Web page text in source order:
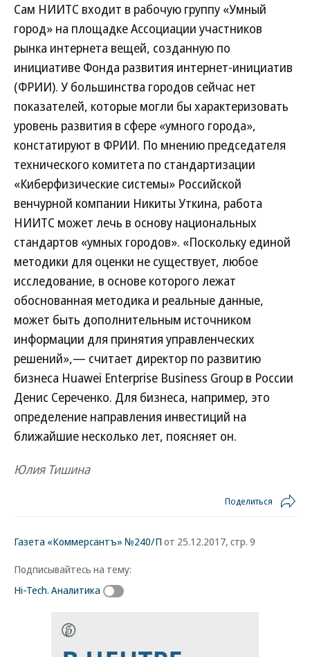
Сам НИИТС входит в рабочую группу «Умный
город» на площадке Ассоциации участников
рынка интернета вещей, созданную по
инициативе Фонда развития интернет-инициатив
(ФРИИ). У большинства городов сейчас нет
показателей, которые могли бы характеризовать
уровень развития в сфере «умного города»,
констатируют в ФРИИ. По мнению председателя
технического комитета по стандартизации
«Киберфизические системы» Российской
венчурной компании Никиты Уткина, работа
НИИТС может лечь в основу национальных
стандартов «умных городов». «Поскольку единой
методики для оценки не существует, любое
исследование, в основе которого лежат
обоснованная методика и реальные данные,
может быть дополнительным источником
информации для принятия управленческих
решений»,— считает директор по развитию
бизнеса Huawei Enterprise Business Group в России
Денис Сереченко. Для бизнеса, например, это
определение направления инвестиций на
ближайшие несколько лет, поясняет он.
Юлия Тишина
Поделиться
Газета «Коммерсантъ» №240/П от 25.12.2017, стр. 9
Подписывайтесь на тему:
Hi-Tech. Аналитика